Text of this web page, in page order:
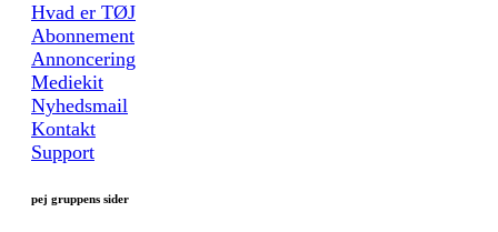
Hvad er TØJ
Abonnement
Annoncering
Mediekit
Nyhedsmail
Kontakt
Support
pej gruppens sider